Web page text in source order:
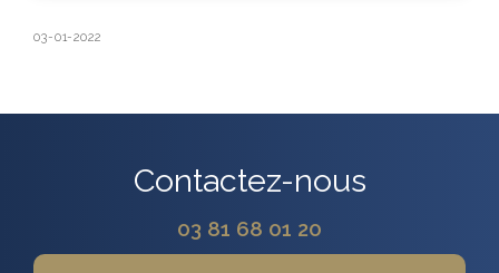
03-01-2022
Contactez-nous
03 81 68 01 20